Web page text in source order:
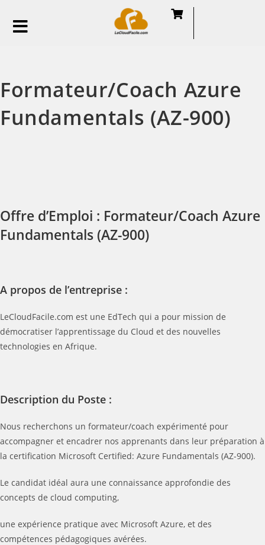
Formateur/Coach Azure
Fundamentals (AZ-900)
Offre d’Emploi : Formateur/Coach Azure
Fundamentals (AZ-900)
A propos de l’entreprise :
LeCloudFacile.com est une EdTech qui a pour mission de
démocratiser l’apprentissage du Cloud et des nouvelles
technologies en Afrique.
Description du Poste :
Nous recherchons un formateur/coach expérimenté pour
accompagner et encadrer nos apprenants dans leur préparation à
la certification Microsoft Certified: Azure Fundamentals (AZ-900).
Le candidat idéal aura une connaissance approfondie des
concepts de cloud computing,
une expérience pratique avec Microsoft Azure, et des
compétences pédagogiques avérées.